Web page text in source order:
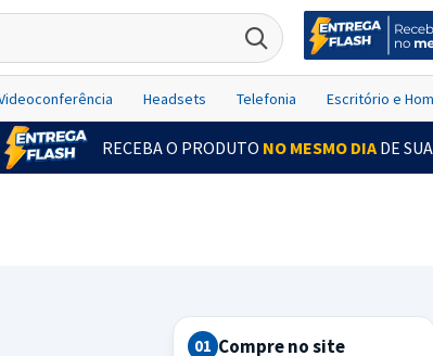
Headsets Telefonia Escritório e
RECEBA O PRODUTO NO MESMO DIADE
01 Compre no site